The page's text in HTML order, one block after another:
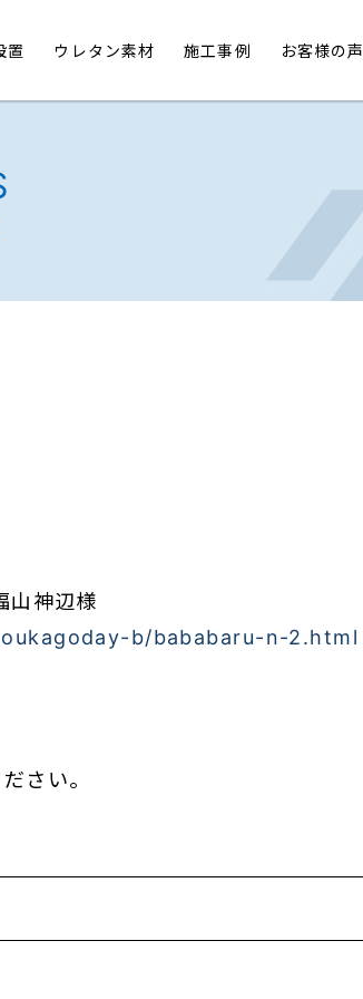
置 ウレタン素材 施工事例 お客様の声
山神辺様
b/bababaru-n-2.html
さい。